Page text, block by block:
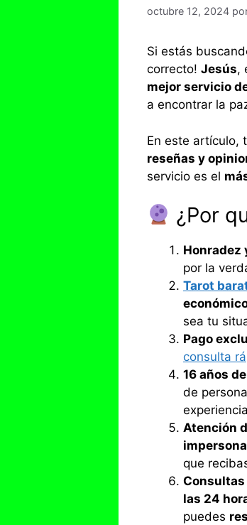
octubre 12, 2024
Si estás
correcto! Jesús,
mejor servicio
a encontrar la
En este artículo,
reseñas y
servicio es el
¿Por
Honradez
por la
Tarot
sea tu
Pago
consulta
16 años
de
Atención
que
las 24
puedes